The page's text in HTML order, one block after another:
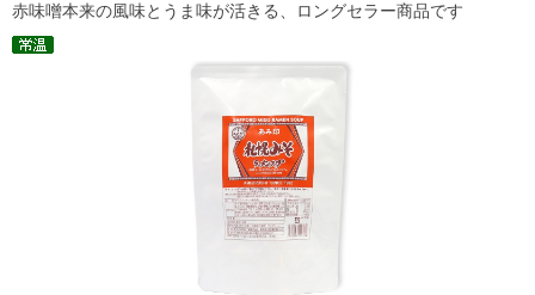
赤味噌本来の風味とうま味が活きる、ロングセラー商品です